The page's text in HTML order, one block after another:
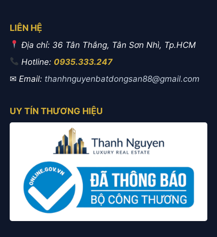
LIÊN HỆ
Địa chỉ: 36 Tân Thắng, Tân Sơn Nhì, Tp.HCM
Hotline: 0935.333.247
✉ Email: thanhnguyenbatdongsan88@gmail.com
UY TÍN THƯƠNG HIỆU